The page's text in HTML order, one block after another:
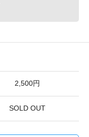
2,500円
SOLD OUT